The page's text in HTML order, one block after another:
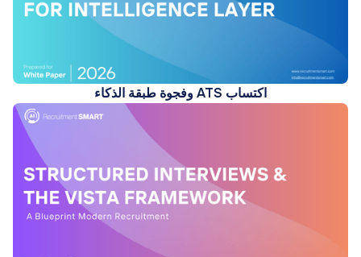
اكتساب ATS وفجوة طبقة الذكاء